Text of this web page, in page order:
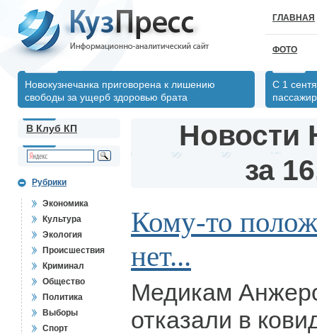
ГЛАВНАЯ
ФОТО
Новокузнечанка приговорена к лишению
свободы за ущерб здоровью брата
С 1
В Клуб КП
Рубрики
Экономика
Культура
Экология
Происшествия
Криминал
Общество
Политика
Выборы
Спорт
Новости
за
Кому-то
нет...
Медикам
отказали в